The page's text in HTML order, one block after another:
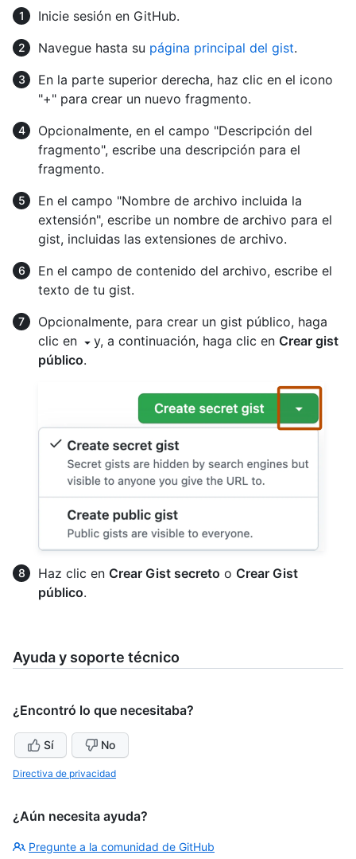
Inicie sesión en GitHub.
Navegue hasta su página principal del gist.
En la parte superior derecha, haz clic en el icono
"+" para crear un nuevo fragmento.
Opcionalmente, en el campo "Descripción del
fragmento", escribe una descripción para el
fragmento.
En el campo "Nombre de archivo incluida la
extensión", escribe un nombre de archivo para el
gist, incluidas las extensiones de archivo.
En el campo de contenido del archivo, escribe el
texto de tu gist.
Opcionalmente, para crear un gist público, haga
clic en
y, a continuación, haga clic en Crear gist
público.
Haz clic en Crear Gist secreto o Crear Gist
público.
Ayuda y soporte técnico
¿Encontró lo que necesitaba?
Sí No
Directiva de privacidad
¿Aún necesita ayuda?
Pregunte a la comunidad de GitHub